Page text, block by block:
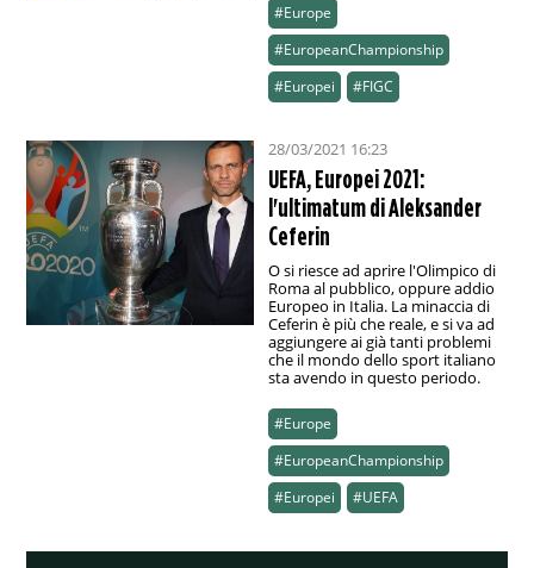
#Europe
#EuropeanChampionship
#Europei
#FIGC
28/03/2021 16:23
UEFA, Europei 2021:
l'ultimatum di Aleksander
Ceferin
O si riesce ad aprire l'Olimpico di
Roma al pubblico, oppure addio
Europeo in Italia. La minaccia di
Ceferin è più che reale, e si va ad
aggiungere ai già tanti problemi
che il mondo dello sport italiano
sta avendo in questo periodo.
#Europe
#EuropeanChampionship
#Europei
#UEFA